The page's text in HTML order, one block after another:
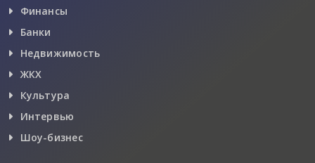
Финансы
Банки
Недвижимость
ЖКХ
Культура
Интервью
Шоу-бизнес